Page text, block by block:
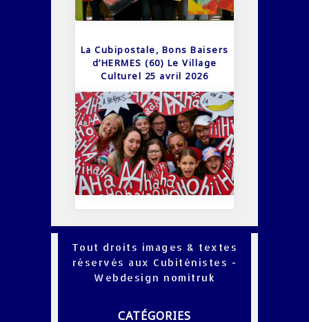
La Cubipostale, Bons Baisers
d’HERMES (60) Le Village
Culturel 25 avril 2026
Tout droits images & textes
réservés aux Cubiténistes -
Webdesign nomitruk
CATÉGORIES